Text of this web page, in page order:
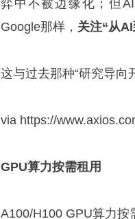
弈中不被边缘化；但
Google那样， 关注“从
这与过去那种“研究导向
via https://
GPU算力按需租用
A100/H100 GPU算力按